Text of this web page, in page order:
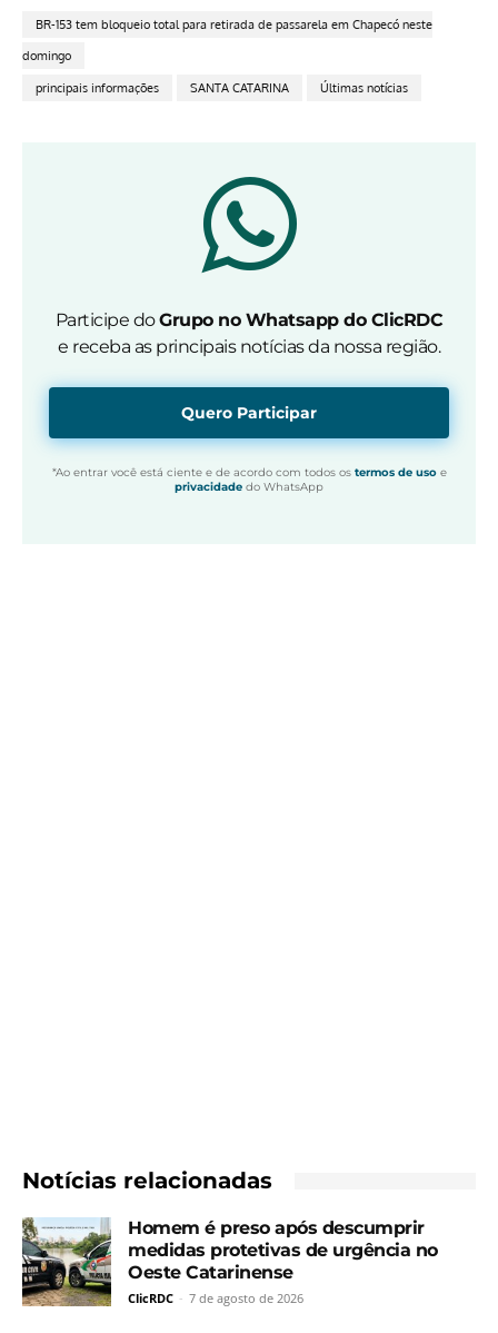
BR-153 tem bloqueio total para retirada de passarela em Chapecó neste
domingo
principais informações SANTA CATARINA Últimas notícias
Participe doGrupo no Whatsapp do ClicRDC
e receba as principais notícias da nossa região.
Quero Participar
*Ao entrar você está ciente e de acordo com todos os termos de usoe
privacidade do WhatsApp
Notícias relacionadas
Homem é preso após descumprir
medidas protetivas de urgência no
Oeste Catarinense
ClicRDC - 7 de agosto de 2026